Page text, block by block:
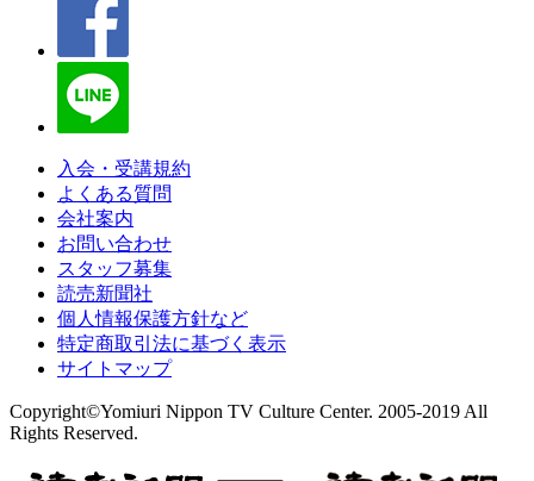
入会・受講規約
よくある質問
会社案内
お問い合わせ
スタッフ募集
読売新聞社
個人情報保護方針など
特定商取引法に基づく表示
サイトマップ
Copyright©Yomiuri Nippon TV Culture Center. 2005-2019 All
Rights Reserved.